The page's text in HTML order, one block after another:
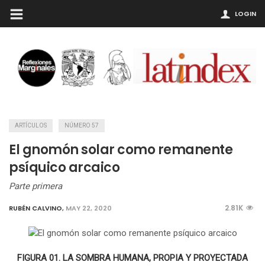
LOGIN
ARTÍCULOS NÚMERO 57
El gnomón solar como remanente
psíquico arcaico
Parte primera
RUBÉN CALVINO, MAY 22, 2020 2.81K
FIGURA 01. LA SOMBRA HUMANA, PROPIA Y PROYECTADA